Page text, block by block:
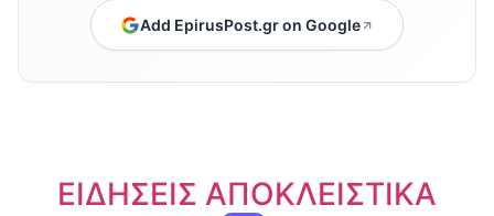
Add EpirusPost.gr on Google
ΕΙΔΗΣΕΙΣ ΑΠΟΚΛΕΙΣΤΙΚΑ